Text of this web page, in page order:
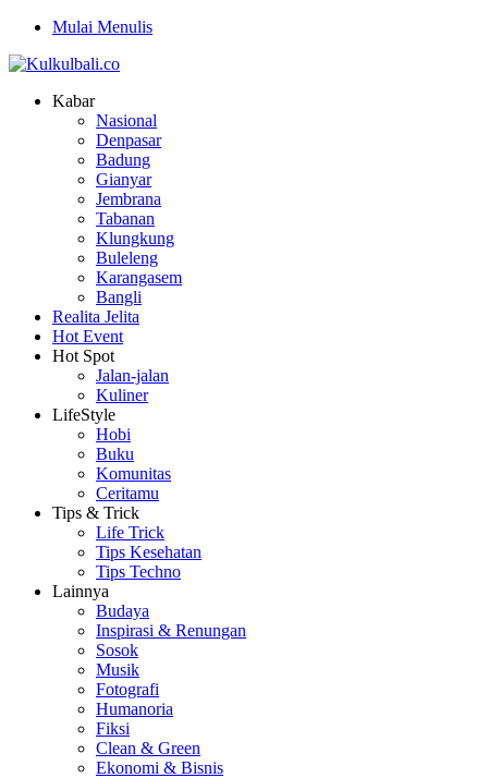
Mulai Menulis
Kabar
Nasional
Denpasar
Badung
Gianyar
Jembrana
Tabanan
Klungkung
Buleleng
Karangasem
Bangli
Realita Jelita
Hot Event
Hot Spot
Jalan-jalan
Kuliner
LifeStyle
Hobi
Buku
Komunitas
Ceritamu
Tips & Trick
Life Trick
Tips Kesehatan
Tips Techno
Lainnya
Budaya
Inspirasi & Renungan
Sosok
Musik
Fotografi
Humanoria
Fiksi
Clean & Green
Ekonomi & Bisnis